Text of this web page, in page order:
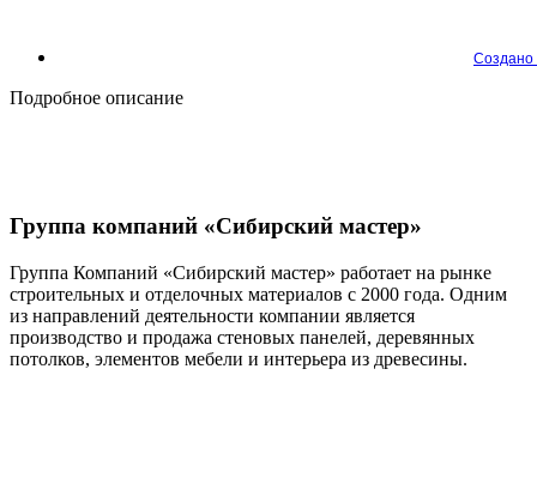
Создано
Подробное описание
Группа компаний «Сибирский мастер»
Группа Компаний «Сибирский мастер» работает на рынке
строительных и отделочных материалов с 2000 года. Одним
из направлений деятельности компании является
производство и продажа стеновых панелей, деревянных
потолков, элементов мебели и интерьера из древесины.